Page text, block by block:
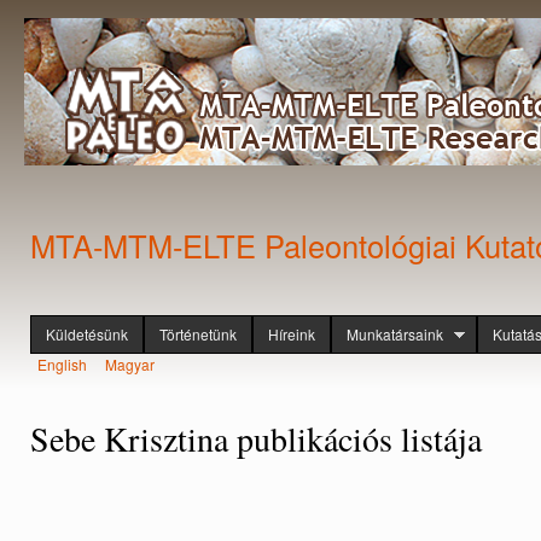
MTA-MTM-ELTE Paleontológiai
Főmenü
Küldetésünk Történetünk Híreink Munkatársaink
Nyelvek
English Magyar
Sebe Krisztina publikációs listája